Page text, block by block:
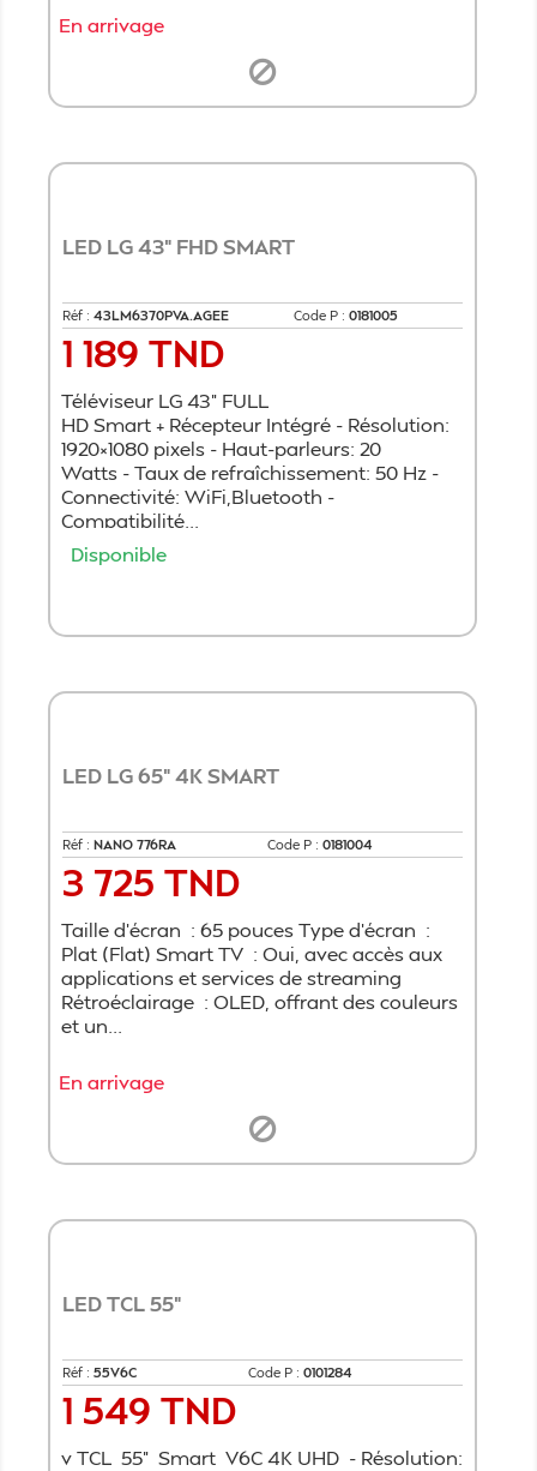
En arrivage
LED LG 43" FHD SMART
Réf : 43LM6370PVA.AGEE Code P : 0181005
Prix
1 189 TND
Téléviseur LG 43" FULL
HD Smart + Récepteur Intégré - Résolution:
1920×1080 pixels - Haut-parleurs: 20
Watts - Taux de refraîchissement: 50 Hz -
Connectivité: WiFi,Bluetooth -
Compatibilité...
Disponible
LED LG 65" 4K SMART
Réf : NANO 776RA Code P : 0181004
Prix
3 725 TND
Taille d’écran : 65 pouces Type d’écran :
Plat (Flat) Smart TV : Oui, avec accès aux
applications et services de streaming
Rétroéclairage : OLED, offrant des couleurs
et un...
En arrivage
LED TCL 55"
Réf : 55V6C Code P : 0101284
Prix
1 549 TND
v TCL 55" Smart V6C 4K UHD - Résolution: